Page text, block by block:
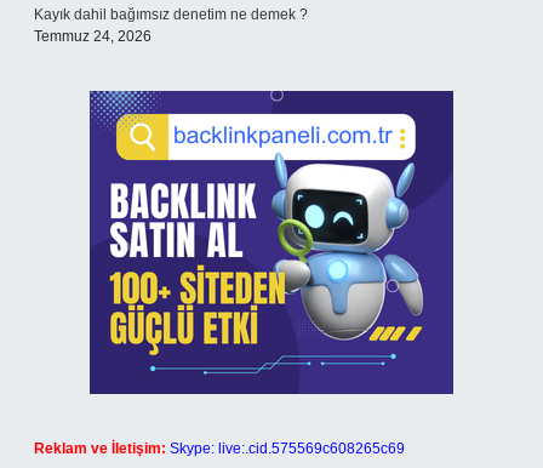
Kayık dahil bağımsız denetim ne demek ?
Temmuz 24, 2026
Reklam ve İletişim: Skype: live:.cid.575569c608265c69